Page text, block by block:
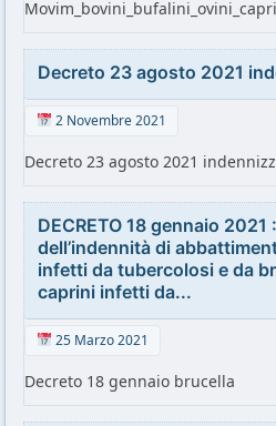
Decreto 23 agosto 2021
2 Novembre 2021
Decreto 23 agosto 2021
DECRETO 18 gennaio
dell’indennità di
infetti da tubercolosi e da
caprini infetti da...
25 Marzo 2021
Decreto 18 gennaio brucella